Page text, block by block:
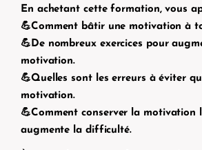
En achetant cette formation, vous
💪Comment bâtir une motivation à
💪De nombreux exercices pour
motivation.
💪Quelles sont les erreurs à éviter
motivation.
💪Comment conserver la motivation
augmente la difficulté.